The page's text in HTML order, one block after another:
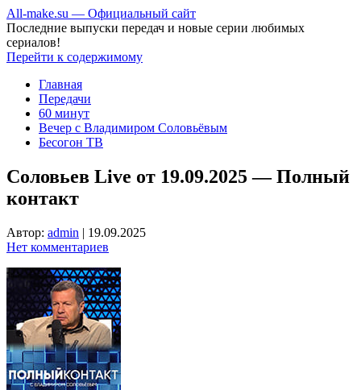
All-make.su — Официальный сайт
Последние выпуски передач и новые серии любимых
сериалов!
Перейти к содержимому
Главная
Передачи
60 минут
Вечер с Владимиром Соловьёвым
Бесогон ТВ
Соловьев Live от 19.09.2025 — Полный
контакт
Автор: admin | 19.09.2025
Нет комментариев